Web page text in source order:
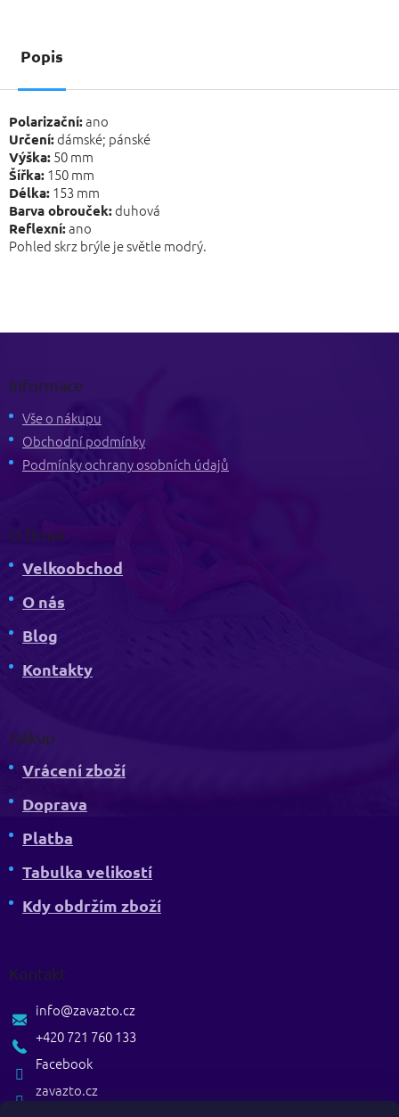
Popis
Polarizační:ano
Určení:dámské; pánské
Výška: 50 mm
Šířka: 150 mm
Délka: 153 mm
Barva obrouček:duhová
Reflexní:ano
Pohled skrz brýle je světle modrý.
Informace
Vše o nákupu
Obchodní podmínky
Podmínky ochrany osobních údajů
O firmě
Velkoobchod
O nás
Blog
Kontakty
Nákup
Vrácení zboží
Doprava
Platba
Tabulka velikostí
Kdy obdržím zboží
Kontakt
zavazto.cz
info@zavazto.cz
+420 721 760 133
Facebook